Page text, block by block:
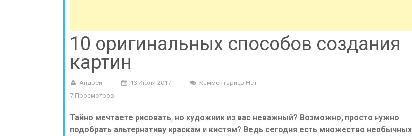
10 оригинальных способов создания
картин
Андрей 13 Июля 2017
Комментариев Нет
7 Просмотров
Тайно мечтаете рисовать, но художник из вас неважный? Возможно, просто нужно
подобрать альтернативу краскам и кистям? Ведь сегодня есть множество необычных